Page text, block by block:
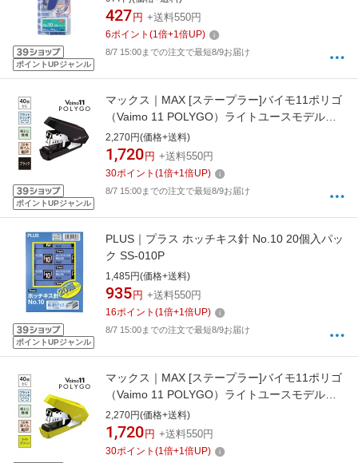
ポイントUPジャンル
427 円 +送料550円
6ポイント (1倍+1倍UP)
8/7 15:00までの注文で最短8/9お届け
ポイントUPジャンル
マックス｜MAX [ステープラー]バイモ11ポリゴ
（Vaimo 11 POLYGO）ライトユースモデル
HD-11SFLK/K （ブラック）
2,270円(価格+送料)
1,720 円 +送料550円
30ポイント (1倍+1倍UP)
8/7 15:00までの注文で最短8/9お届け
ポイントUPジャンル
PLUS｜プラス ホッチキス針 No.10 20個入パッ
ク SS-010P
1,485円(価格+送料)
935 円 +送料550円
16ポイント (1倍+1倍UP)
8/7 15:00までの注文で最短8/9お届け
マックス｜MAX [ステープラー]バイモ11ポリゴ
（Vaimo 11 POLYGO）ライトユースモデル
HD-11SFLK/LG ライトグリーン
2,270円(価格+送料)
1,720 円 +送料550円
30ポイント (1倍+1倍UP)